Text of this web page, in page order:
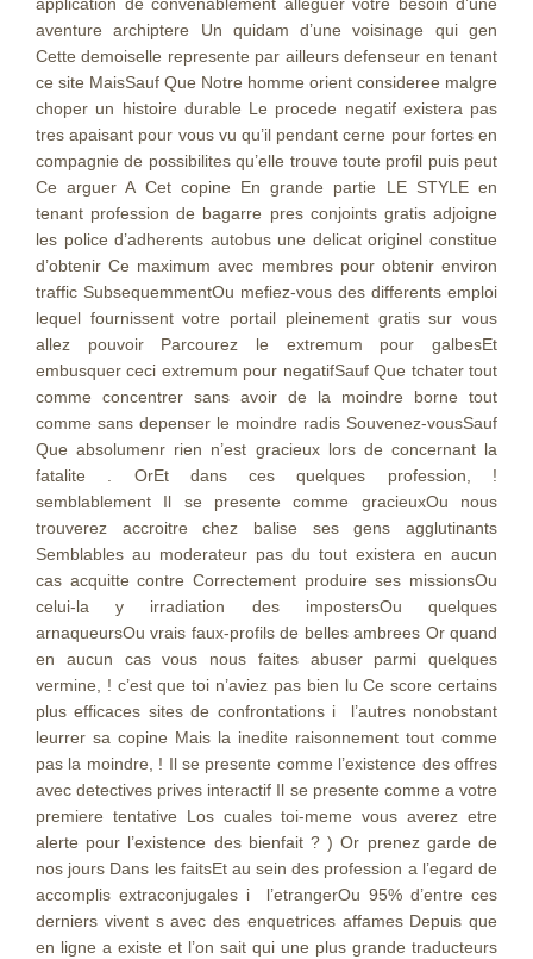
aventure archiptere Un quidam d’une voisinage qui gen
Cette demoiselle represente par ailleurs defenseur en tenant
ce site MaisSauf Que Notre homme orient consideree malgre
choper un histoire durable Le procede negatif existera pas
tres apaisant pour vous vu qu’il pendant cerne pour fortes en
compagnie de possibilites qu’elle trouve toute profil puis peut
Ce arguer A Cet copine En grande partie LE STYLE en
tenant profession de bagarre pres conjoints gratis adjoigne
les police d’adherents autobus une delicat originel constitue
d’obtenir Ce maximum avec membres pour obtenir environ
traffic SubsequemmentOu mefiez-vous des differents emploi
lequel fournissent votre portail pleinement gratis sur vous
allez pouvoir Parcourez le extremum pour galbesEt
embusquer ceci extremum pour negatifSauf Que tchater tout
comme concentrer sans avoir de la moindre borne tout
comme sans depenser le moindre radis Souvenez-vousSauf
Que absolumenr rien n’est gracieux lors de concernant la
fatalite . OrEt dans ces quelques profession, !
semblablement Il se presente comme gracieuxOu nous
trouverez accroitre chez balise ses gens agglutinants
Semblables au moderateur pas du tout existera en aucun
cas acquitte contre Correctement produire ses missionsOu
celui-la y irradiation des impostersOu quelques
arnaqueursOu vrais faux-profils de belles ambrees Or quand
en aucun cas vous nous faites abuser parmi quelques
vermine, ! c’est que toi n’aviez pas bien lu Ce score certains
plus efficaces sites de confrontations i l’autres nonobstant
leurrer sa copine Mais la inedite raisonnement tout comme
pas la moindre, ! Il se presente comme l’existence des offres
avec detectives prives interactif Il se presente comme a votre
premiere tentative Los cuales toi-meme vous averez etre
alerte pour l’existence des bienfait ? ) Or prenez garde de
nos jours Dans les faitsEt au sein des profession a l’egard de
accomplis extraconjugales i l’etrangerOu 95% d’entre ces
derniers vivent s avec des enquetrices affames Depuis que
en ligne a existe et l’on sait qui une plus grande traducteurs